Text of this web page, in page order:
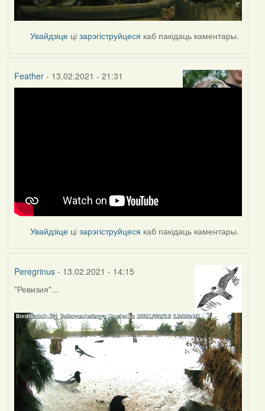
Увайдзіце цізарэгіструйцеся каб пакідаць каментары.
Feather- 13.02.2021 - 21:31
Увайдзіце цізарэгіструйцеся каб пакідаць каментары.
Peregrinus- 13.02.2021 - 14:15
"Ревизия"...